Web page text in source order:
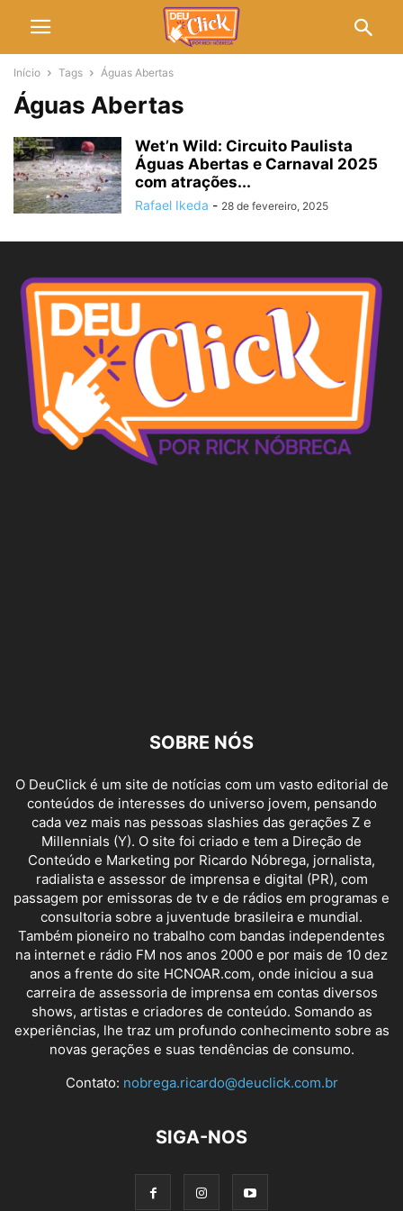
Início Tags Águas Abertas
Águas Abertas
Wet’n Wild: Circuito Paulista
Águas Abertas e Carnaval 2025
com atrações...
Rafael Ikeda - 28 de fevereiro, 2025
SOBRE NÓS
O DeuClick é um site de notícias com um vasto editorial de
conteúdos de interesses do universo jovem, pensando
cada vez mais nas pessoas slashies das gerações Z e
Millennials (Y). O site foi criado e tem a Direção de
Conteúdo e Marketing por Ricardo Nóbrega, jornalista,
radialista e assessor de imprensa e digital (PR), com
passagem por emissoras de tv e de rádios em programas e
consultoria sobre a juventude brasileira e mundial.
Também pioneiro no trabalho com bandas independentes
na internet e rádio FM nos anos 2000 e por mais de 10 dez
anos a frente do site HCNOAR.com, onde iniciou a sua
carreira de assessoria de imprensa em contas diversos
shows, artistas e criadores de conteúdo. Somando as
experiências, lhe traz um profundo conhecimento sobre as
novas gerações e suas tendências de consumo.
Contato: nobrega.ricardo@deuclick.com.br
SIGA-NOS